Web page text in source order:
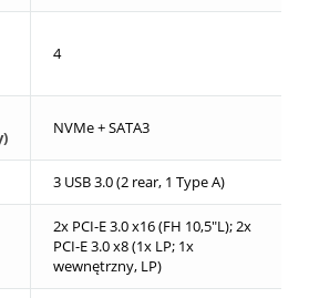
4
NVMe + SATA3
3 USB 3.0 (2 rear, 1 Type A)
2x PCI-E 3.0 x16 (FH 10,5"L); 2x
PCI-E 3.0 x8 (1x LP; 1x
wewnętrzny, LP)